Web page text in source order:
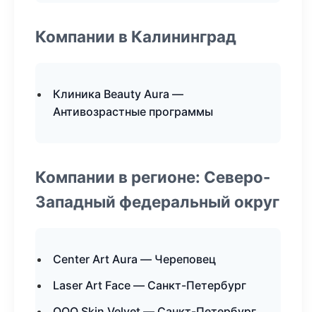
Компании в Калининград
Клиника Beauty Aura —
Антивозрастные программы
Компании в регионе: Северо-
Западный федеральный округ
Center Art Aura — Череповец
Laser Art Face — Санкт-Петербург